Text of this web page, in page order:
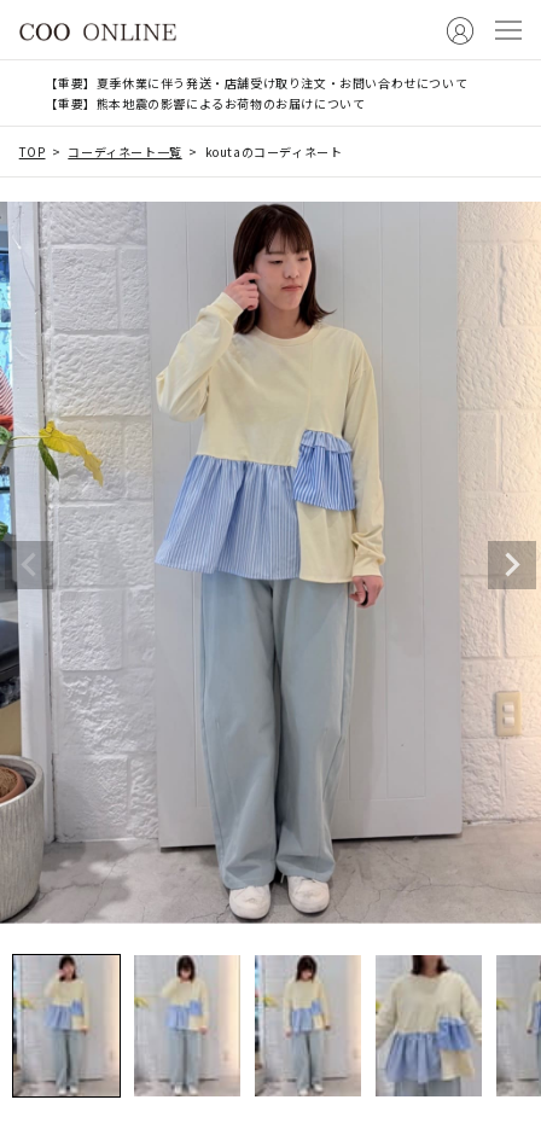
【重要】夏季休業に伴う発送・店舗受け取り注文・お問い合わせについて
【重要】熊本地震の影響によるお荷物のお届けについて
TOP コーディネート一覧 koutaのコーディネート